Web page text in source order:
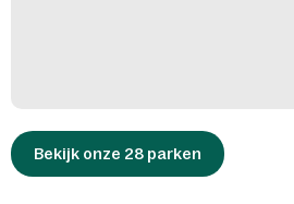
Bekijk onze 28 parken